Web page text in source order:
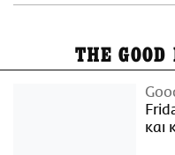
THE GOOD
και